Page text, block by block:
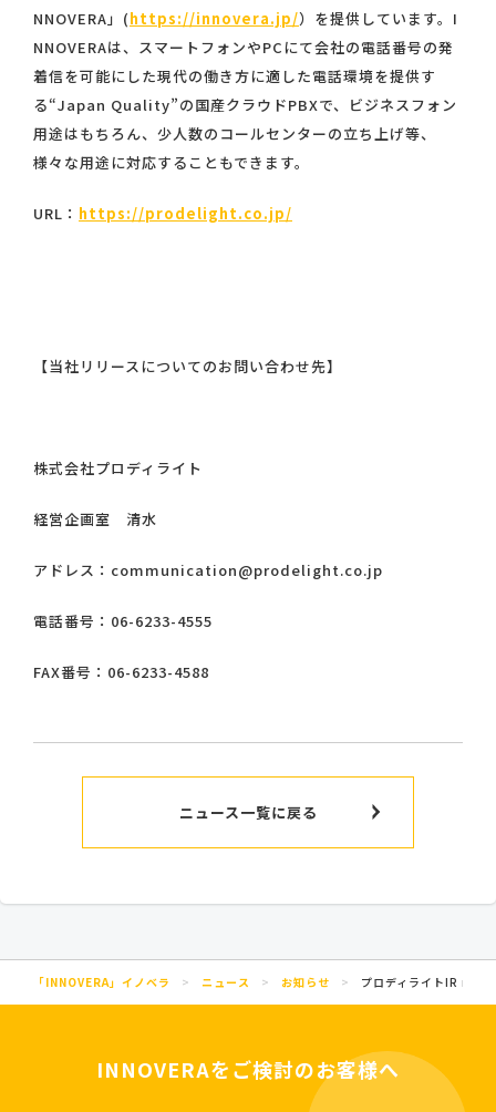
NNOVERA」(https://innovera.jp/）を提供しています。I
NNOVERAは、スマートフォンやPCにて会社の電話番号の発
着信を可能にした現代の働き方に適した電話環境を提供す
る“Japan Quality”の国産クラウドPBXで、ビジネスフォン
用途はもちろん、少人数のコールセンターの立ち上げ等、
様々な用途に対応することもできます。
URL： https://prodelight.co.jp/
【当社リリースについてのお問い合わせ先】
株式会社プロディライト
経営企画室 清水
アドレス：communication@prodelight.co.jp
電話番号：06-6233-4555
FAX番号：06-6233-4588
ニュース一覧に戻る
「INNOVERA」イノベラ > ニュース > お知らせ > プロディライトIR note
INNOVERAをご検討のお客様へ